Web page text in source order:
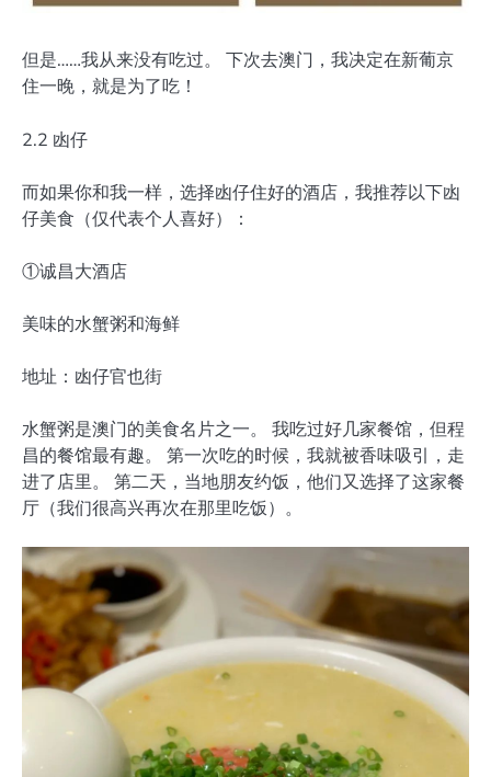
但是……我从来没有吃过。 下次去澳门，我决定在新葡京
住一晚，就是为了吃！
2.2 凼仔
而如果你和我一样，选择凼仔住好的酒店，我推荐以下凼
仔美食（仅代表个人喜好）：
①诚昌大酒店
美味的水蟹粥和海鲜
地址：凼仔官也街
水蟹粥是澳门的美食名片之一。 我吃过好几家餐馆，但程
昌的餐馆最有趣。 第一次吃的时候，我就被香味吸引，走
进了店里。 第二天，当地朋友约饭，他们又选择了这家餐
厅（我们很高兴再次在那里吃饭）。